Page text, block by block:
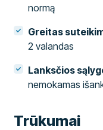
normą
Greitas
2 valandas
Lanksčios
nemokamas
Trūkumai